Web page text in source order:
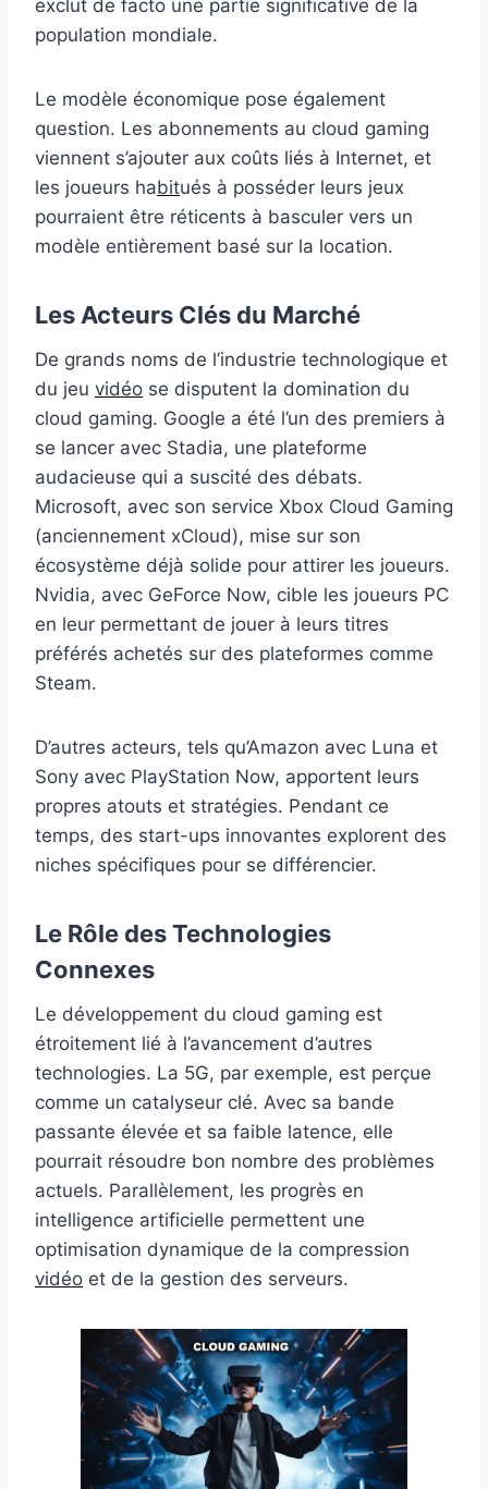
exclut de facto une partie significative de la
population mondiale.
Le modèle économique pose également
question. Les abonnements au cloud gaming
viennent s’ajouter aux coûts liés à Internet, et
les joueurs habitués à posséder leurs jeux
pourraient être réticents à basculer vers un
modèle entièrement basé sur la location.
Les Acteurs Clés du Marché
De grands noms de l’industrie technologique et
du jeu vidéo se disputent la domination du
cloud gaming. Google a été l’un des premiers à
se lancer avec Stadia, une plateforme
audacieuse qui a suscité des débats.
Microsoft, avec son service Xbox Cloud Gaming
(anciennement xCloud), mise sur son
écosystème déjà solide pour attirer les joueurs.
Nvidia, avec GeForce Now, cible les joueurs PC
en leur permettant de jouer à leurs titres
préférés achetés sur des plateformes comme
Steam.
D’autres acteurs, tels qu’Amazon avec Luna et
Sony avec PlayStation Now, apportent leurs
propres atouts et stratégies. Pendant ce
temps, des start-ups innovantes explorent des
niches spécifiques pour se différencier.
Le Rôle des Technologies
Connexes
Le développement du cloud gaming est
étroitement lié à l’avancement d’autres
technologies. La 5G, par exemple, est perçue
comme un catalyseur clé. Avec sa bande
passante élevée et sa faible latence, elle
pourrait résoudre bon nombre des problèmes
actuels. Parallèlement, les progrès en
intelligence artificielle permettent une
optimisation dynamique de la compression
vidéo et de la gestion des serveurs.